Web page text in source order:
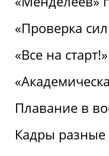
«Проверка
«Все на
Плавание в
Кадры